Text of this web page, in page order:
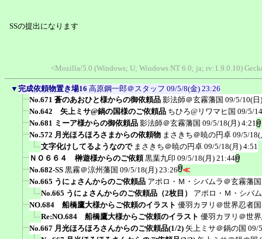
SSの提出になります
<Mozilla/5.0 (Windows; U; Windows NT 6.0; ja; rv:1.9.0.10)
▼ 完成依頼物置き場16 高原鋼一郎＠スタッフ 09/5/8(金) 23:26
No.671 蒼のあおひと様からの御依頼品 影法師＠玄霧藩国 09/5/10(日
No.642 矢上ミサ@鍋の国様のご依頼品 ちひろ@リワマヒ国 09/5/
No.681 ミーア様からの御依頼品 影法師＠玄霧藩国 09/5/18(月) 4:21
No.572 月光ほろほろさまからの依頼物 まさきち＠暁の円卓 09/5/18(
文字化けしてるようなので まさきち＠暁の円卓 09/5/18(月) 4:51
ＮＯ６６４ 榊遊様からのご依頼 黒葉九印 09/5/18(月) 21:44
No.682-SS 黒霧＠涼州藩国 09/5/18(月) 23:26 ≪
No.665 うにょさんからのご依頼品 アポロ・Ｍ・シバムラ＠玄霧藩国
No.665 うにょさんからのご依頼品（2枚目）
アポロ・Ｍ・シバ
NO.684 船橋鷹大様からご依頼のイラスト 優羽カヲリ＠世界忍者国
Re:NO.684 船橋鷹大様からご依頼のイラスト 優羽カヲリ＠世
No.667 月光ほろほろさんからのご依頼品(1/2) 矢上ミサ＠鍋の国 09/